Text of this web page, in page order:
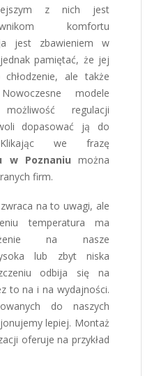
z nich jest
komfortu
jest zbawieniem w
pamiętać, że jej
ale także
modele
regulacji
dopasować ją do
we frazę
w Poznaniu można
firm.
na to uwagi, ale
temperatura ma
na nasze
lub zbyt niska
odbija się na
to na i na wydajności.
do naszych
lepiej. Montaż
oferuje na przykład